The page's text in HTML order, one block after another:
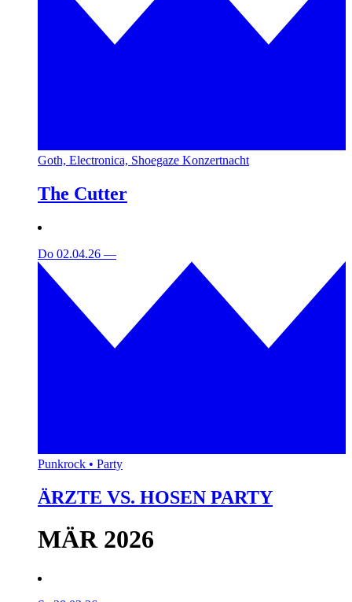
Goth, Electronica, Shoegaze Konzertnacht
The Cutter
Do 02.04.26 —
Punkrock • Party
ÄRZTE VS. HOSEN PARTY
MÄR 2026